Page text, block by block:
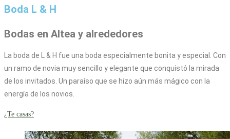
Boda L & H
Bodas en Altea y alrededores
La boda de L & H fue una boda especialmente bonita y especial. Con
un ramo de novia muy sencillo y elegante que conquistó la mirada
de los invitados. Un paraíso que se hizo aún más mágico con la
energía de los novios.
¿Te casas?